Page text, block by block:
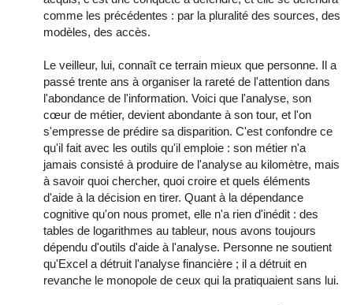
comme les précédentes : par la pluralité des sources, des
modèles, des accès.
Le veilleur, lui, connaît ce terrain mieux que personne. Il a
passé trente ans à organiser la rareté de l'attention dans
l'abondance de l'information. Voici que l'analyse, son
cœur de métier, devient abondante à son tour, et l'on
s'empresse de prédire sa disparition. C'est confondre ce
qu'il fait avec les outils qu'il emploie : son métier n'a
jamais consisté à produire de l'analyse au kilomètre, mais
à savoir quoi chercher, quoi croire et quels éléments
d'aide à la décision en tirer. Quant à la dépendance
cognitive qu'on nous promet, elle n'a rien d'inédit : des
tables de logarithmes au tableur, nous avons toujours
dépendu d'outils d'aide à l'analyse. Personne ne soutient
qu'Excel a détruit l'analyse financière ; il a détruit en
revanche le monopole de ceux qui la pratiquaient sans lui.